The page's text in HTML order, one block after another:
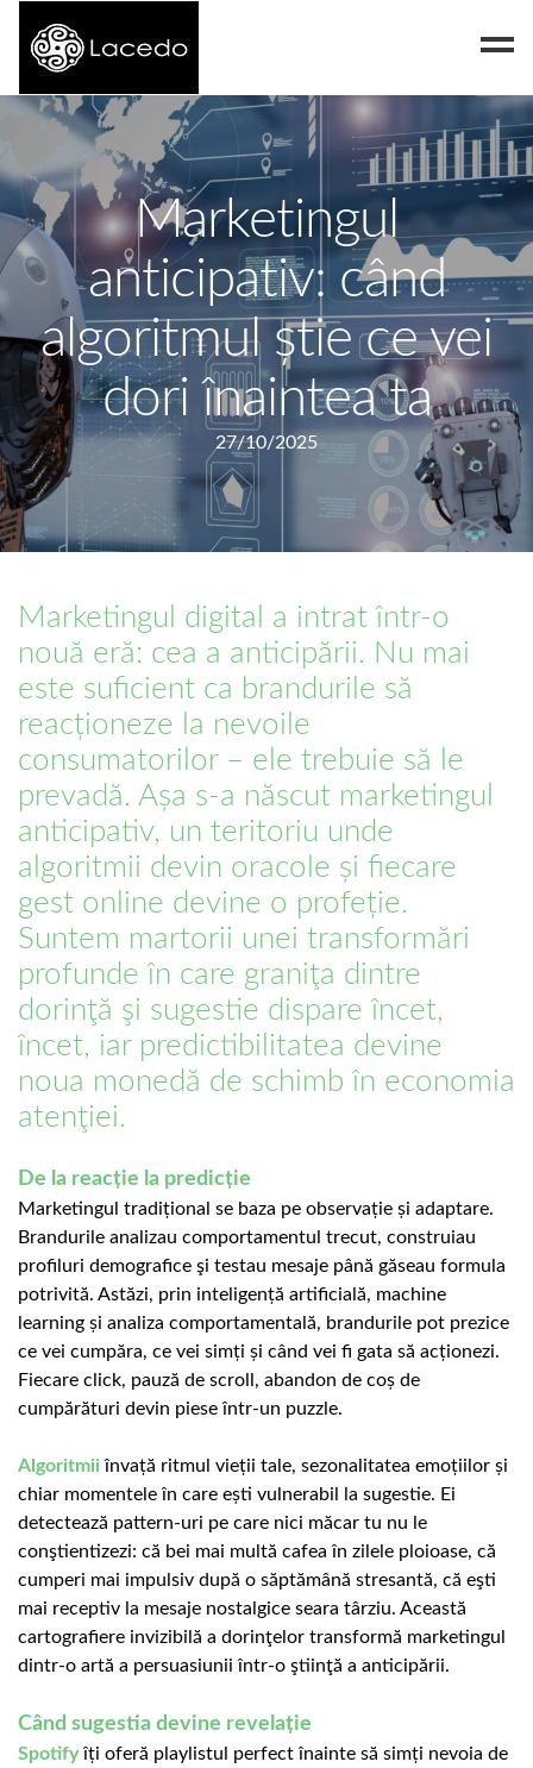
Despre noi
Blog
Contact
Marketingul
anticipativ: când
algoritmul știe ce vei
dori înaintea ta
27/10/2025
Marketingul digital a intrat într-o
nouă eră: cea a anticipării. Nu mai
este suficient ca brandurile să
reacționeze la nevoile
consumatorilor – ele trebuie să le
prevadă. Așa s-a născut marketingul
anticipativ, un teritoriu unde
algoritmii devin oracole și fiecare
gest online devine o profeție.
Suntem martorii unei transformări
profunde în care graniţa dintre
dorinţă şi sugestie dispare încet,
încet, iar predictibilitatea devine
noua monedă de schimb în economia
atenţiei.
De la reacție la predicție
Marketingul tradițional se baza pe observație și adaptare.
Brandurile analizau comportamentul trecut, construiau
profiluri demografice şi testau mesaje până găseau formula
potrivită. Astăzi, prin inteligență artificială, machine
learning și analiza comportamentală, brandurile pot prezice
ce vei cumpăra, ce vei simți și când vei fi gata să acționezi.
Fiecare click, pauză de scroll, abandon de coș de
cumpărături devin piese într-un puzzle.
Algoritmiiînvață ritmul vieții tale, sezonalitatea emoțiilor și
chiar momentele în care ești vulnerabil la sugestie. Ei
detectează pattern-uri pe care nici măcar tu nu le
conştientizezi: că bei mai multă cafea în zilele ploioase, că
cumperi mai impulsiv după o săptămână stresantă, că eşti
mai receptiv la mesaje nostalgice seara târziu. Această
cartografiere invizibilă a dorinţelor transformă marketingul
dintr-o artă a persuasiunii într-o ştiinţă a anticipării.
Când sugestia devine revelație
Spotifyîți oferă playlistul perfect înainte să simți nevoia de